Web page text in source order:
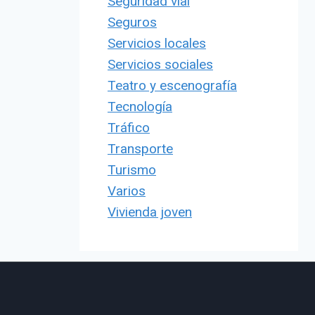
Seguros
Servicios locales
Servicios sociales
Teatro y escenografía
Tecnología
Tráfico
Transporte
Turismo
Varios
Vivienda joven